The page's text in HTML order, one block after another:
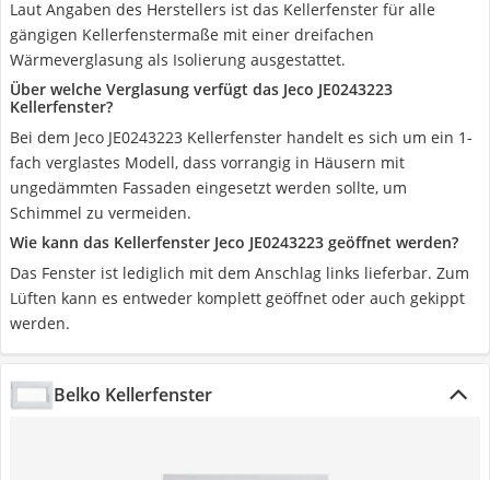
Laut Angaben des Herstellers ist das Kellerfenster für alle
gängigen Kellerfenstermaße mit einer dreifachen
Wärmeverglasung als Isolierung ausgestattet.
Über welche Verglasung verfügt das Jeco JE0243223
Kellerfenster?
Bei dem Jeco JE0243223 Kellerfenster handelt es sich um ein 1-
fach verglastes Modell, dass vorrangig in Häusern mit
ungedämmten Fassaden eingesetzt werden sollte, um
Schimmel zu vermeiden.
Wie kann das Kellerfenster Jeco JE0243223 geöffnet werden?
Das Fenster ist lediglich mit dem Anschlag links lieferbar. Zum
Lüften kann es entweder komplett geöffnet oder auch gekippt
werden.
Belko Kellerfenster